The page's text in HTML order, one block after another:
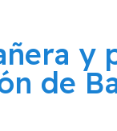
y
de